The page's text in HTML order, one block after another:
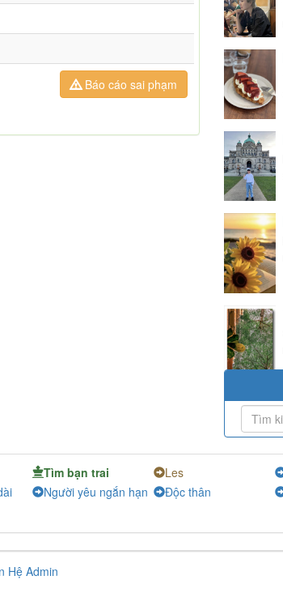
Báo cáo sai phạm
Tìm bạn trai Les
Người yêu ngắn hạn Độc thân
Hệ Admin